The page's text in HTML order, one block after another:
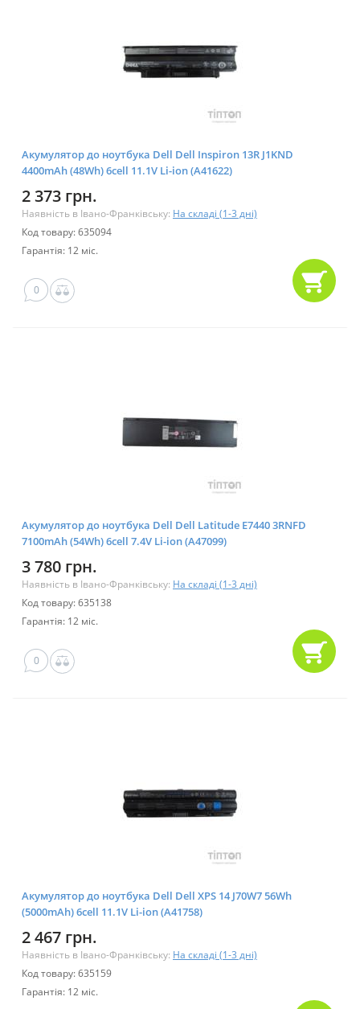
Акумулятор до ноутбука Dell Dell Inspiron 13R J1KND
4400mAh (48Wh) 6cell 11.1V Li-ion (A41622)
2 373 грн.
Наявність в Івано-Франківську: На складі (1-3 дні)
Код товару: 635094
Гарантія: 12 міс.
0
Акумулятор до ноутбука Dell Dell Latitude E7440 3RNFD
7100mAh (54Wh) 6cell 7.4V Li-ion (A47099)
3 780 грн.
Наявність в Івано-Франківську: На складі (1-3 дні)
Код товару: 635138
Гарантія: 12 міс.
0
Акумулятор до ноутбука Dell Dell XPS 14 J70W7 56Wh
(5000mAh) 6cell 11.1V Li-ion (A41758)
2 467 грн.
Наявність в Івано-Франківську: На складі (1-3 дні)
Код товару: 635159
Гарантія: 12 міс.